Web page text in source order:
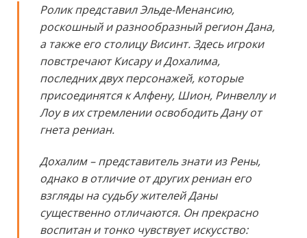
Ролик представил Эльде-Менансию,
роскошный и разнообразный регион Дана,
а также его столицу Висинт. Здесь игроки
повстречают Кисару и Дохалима,
последних двух персонажей, которые
присоединятся к Алфену, Шион, Ринвеллу и
Лоу в их стремлении освободить Дану от
гнета рениан.
Дохалим – представитель знати из Рены,
однако в отличие от других рениан его
взгляды на судьбу жителей Даны
существенно отличаются. Он прекрасно
воспитан и тонко чувствует искусство: